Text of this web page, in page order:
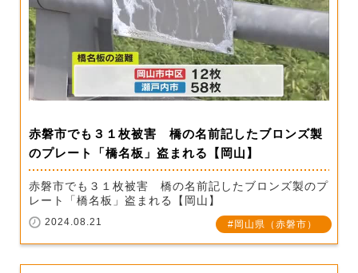
赤磐市でも３１枚被害 橋の名前記したブロンズ製
のプレート「橋名板」盗まれる【岡山】
赤磐市でも３１枚被害 橋の名前記したブロンズ製のプ
レート「橋名板」盗まれる【岡山】
2024.08.21 岡山県（赤磐市）